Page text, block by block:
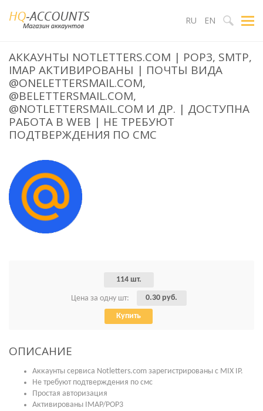
RU EN
АККАУНТЫ NOTLETTERS.COM | POP3, SMTP,
IMAP АКТИВИРОВАНЫ | ПОЧТЫ ВИДА
@ONELETTERSMAIL.COM,
@BELETTERSMAIL.COM,
@NOTLETTERSMAIL.COM И ДР. | ДОСТУПНА
РАБОТА В WEB | НЕ ТРЕБУЮТ
ПОДТВЕРЖДЕНИЯ ПО СМС
114 шт.
Цена за одну шт: 0.30 руб.
Купить
ОПИСАНИЕ
Аккаунты сервиса Notletters.com зарегистрированы с MIX IP.
Не требуют подтверждения по смс
Простая авторизация
Активированы IMAP/POP3